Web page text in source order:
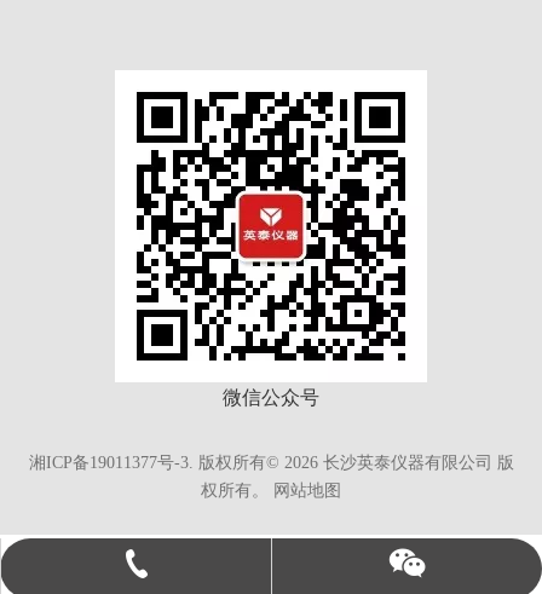
微信公众号
湘ICP备19011377号-3. 版权所有© 2026长沙英泰仪器有限公司 版
权所有。
网站地图